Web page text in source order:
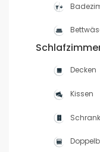
Decken
Kissen
Schrank